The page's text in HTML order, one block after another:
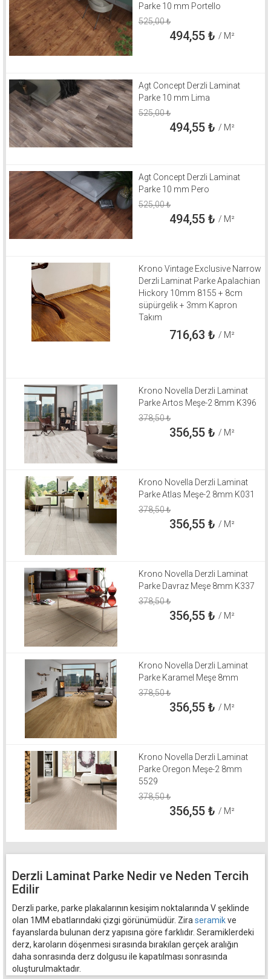
Parke 10 mm Portello
525,00₺
494,55₺ / M²
Agt Concept Derzli Laminat
Parke 10 mm Lima
525,00₺
494,55₺ / M²
Agt Concept Derzli Laminat
Parke 10 mm Pero
525,00₺
494,55₺ / M²
Krono Vintage Exclusive Narrow
Derzli Laminat Parke Apalachian
Hickory 10mm 8155 + 8cm
süpürgelik + 3mm Kapron
Takım
716,63 ₺ / M²
Krono Novella Derzli Laminat
Parke Artos Meşe-2 8mm K396
378,50₺
356,55₺ / M²
Krono Novella Derzli Laminat
Parke Atlas Meşe-2 8mm K031
378,50₺
356,55₺ / M²
Krono Novella Derzli Laminat
Parke Davraz Meşe 8mm K337
378,50₺
356,55₺ / M²
Krono Novella Derzli Laminat
Parke Karamel Meşe 8mm
378,50₺
356,55₺ / M²
Krono Novella Derzli Laminat
Parke Oregon Meşe-2 8mm
5529
378,50₺
356,55₺ / M²
Derzli Laminat Parke Nedir ve Neden Tercih
Edilir
Derzli parke, parke plakalarının kesişim noktalarında V şeklinde
olan 1MM ebatlarındaki çizgi görünümüdür. Zira seramikve
fayanslarda bulunan derz yapısına göre farklıdır. Seramiklerdeki
derz, karoların döşenmesi sırasında bırakılan gerçek aralığın
daha sonrasında derz dolgusu ile kapatılması sonrasında
oluşturulmaktadır.